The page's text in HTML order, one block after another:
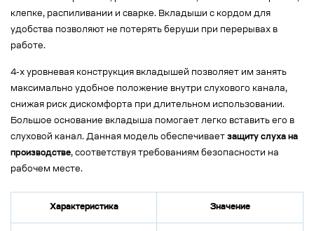
клепке, распиливании и сварке. Вкладыши с кордом для
удобства позволяют не потерять беруши при перерывах в
работе.
4-х уровневая конструкция вкладышей позволяет им занять
максимально удобное положение внутри слухового канала,
снижая риск дискомфорта при длительном использовании.
Большое основание вкладыша помогает легко вставить его в
слуховой канал. Данная модель обеспечивает защиту слуха на
производстве, соответствуя требованиям безопасности на
рабочем месте.
Характеристика Значение